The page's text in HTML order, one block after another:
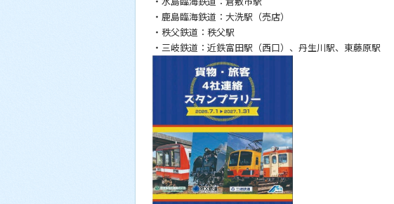
・鹿島臨海鉄道：大洗駅（売店）
・秩父鉄道：秩父駅
・三岐鉄道：近鉄富田駅（西口）、丹生川駅、東藤原駅